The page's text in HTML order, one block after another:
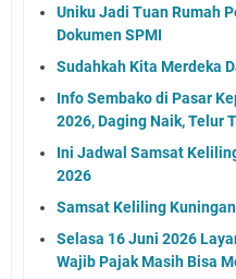
Uniku Jadi Tuan Rumah
Dokumen SPMI
Sudahkah Kita Merdeka
Info Sembako di Pasar
2026, Daging Naik, Telur
Ini Jadwal Samsat
2026
Samsat Keliling
Selasa 16 Juni 2026
Wajib Pajak Masih Bisa